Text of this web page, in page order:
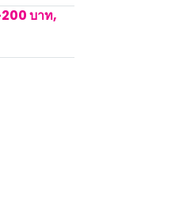
200 บาท,